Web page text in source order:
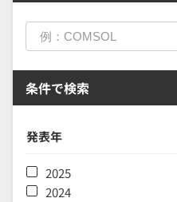
条件で検索
発表年
2025
2024